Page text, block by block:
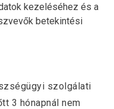
kezeléséhez és a
betekintési
szolgálati
3 hónapnál nem